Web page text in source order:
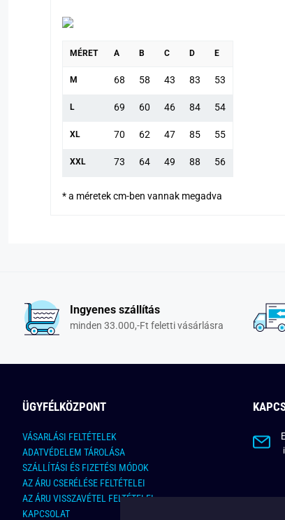
MÉRET A B C D E
M 68 58 43 83 53
L 69 60 46 84 54
XL 70 62 47 85 55
XXL 73 64 49 88 56
* a méretek cm-ben vannak megadva
Ingyenes szállítás
minden 33.000,-Ft feletti vásárlásra
ÜGYFÉLKÖZPONT
VÁSARLÁSI FELTÉTELEK
ADATVÉDELEM TÁROLÁSA
SZÁLLÍTÁSI ÉS FIZETÉSI MÓDOK
AZ ÁRU CSERÉLÉSE FELTÉTELEI
AZ ÁRU VISSZAVÉTEL FELTÉTELEI
KAPCSOLAT